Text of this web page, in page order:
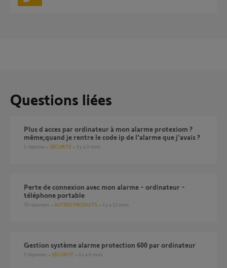
Questions liées
plus d acces par ordinateur à mon alarme protexiom ?
même;quand je rentre le code ip de l'alarme que j'avais ?
1 réponse SÉCURITÉ il y a 5 mois
Perte de connexion avec mon alarme - ordinateur -
téléphone portable
70 réponses AUTRES PRODUITS il y a 12 mois
Gestion système alarme protection 600 par ordinateur
7 réponses SÉCURITÉ il y a 6 mois